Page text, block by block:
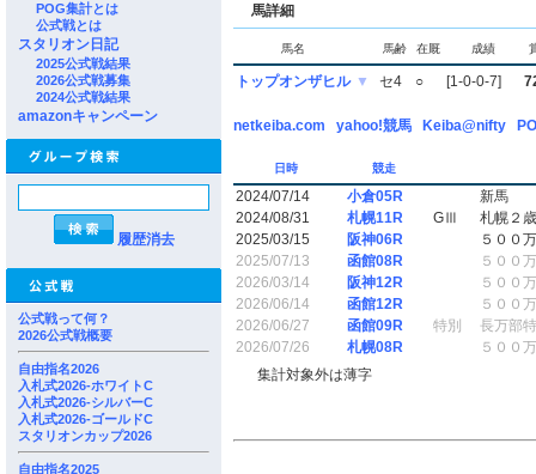
POG集計とは
公式戦とは
スタリオン日記
2025公式戦結果
2026公式戦募集
2024公式戦結果
amazonキャンペーン
履歴消去
公式戦って何？
2026公式戦概要
自由指名2026
入札式2026-ホワイトC
入札式2026-シルバーC
入札式2026-ゴールドC
スタリオンカップ2026
自由指名2025
馬詳細
馬名 馬齢 在厩 成績
トップオンザヒル ▼ セ4 ○ [1-0-0-7]
netkeiba.com yahoo!競馬 Keiba@nifty
日時 競走
2024/07/14 小倉05R
新馬
2024/08/31
札幌11R GⅢ
札幌２
2025/03/15
阪神06R
５００
2025/07/13
函館08R
５００
2026/03/14
阪神12R
５００
2026/06/14
函館12R
５００
2026/06/27
函館09R 特別
長万部
2026/07/26
札幌08R
５００
集計対象外は薄字